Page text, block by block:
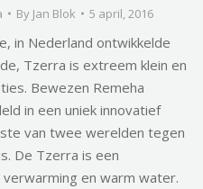
By Jan Blok 5 april, 2016
in Nederland ontwikkelde
Tzerra is extreem klein en
Bewezen Remeha
in een uniek innovatief
van twee werelden tegen
De Tzerra is een
en warm water.